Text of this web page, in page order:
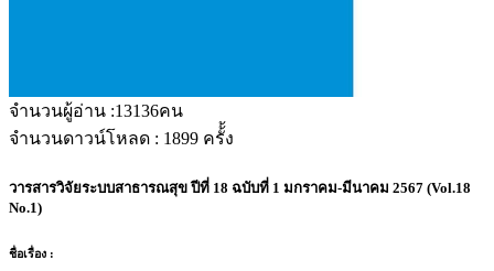
จำนวนผู้อ่าน :13136คน
จำนวนดาวน์โหลด : 1899 ครั้้ง
วารสารวิจัยระบบสาธารณสุข ปีที่ 18 ฉบับที่ 1 มกราคม-มีนาคม 2567 (Vol.18
No.1)
ชื่อเรื่อง :